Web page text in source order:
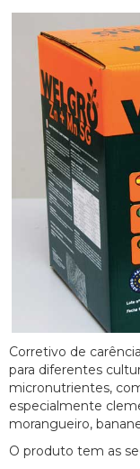
Corretivo de
para diferentes
micronutrientes,
especialmente
morangueiro,
O produto tem as